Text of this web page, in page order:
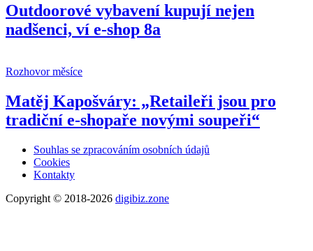
Outdoorové vybavení kupují nejen
nadšenci, ví e-shop 8a
Rozhovor měsíce
Matěj Kapošváry: „Retaileři jsou pro
tradiční e-shopaře novými soupeři“
Souhlas se zpracováním osobních údajů
Cookies
Kontakty
Copyright © 2018-2026 digibiz.zone